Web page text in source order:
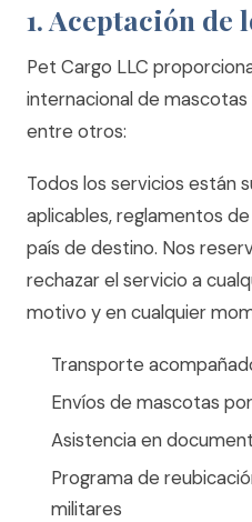
1. Aceptación de
Pet Cargo LLC
internacional de
entre otros:
Todos los servicios están
aplicables, reglamentos
país de destino. Nos
rechazar el servicio a
motivo y en cualquier
Transporte
Envíos de mascotas
Asistencia en
Programa de
militares